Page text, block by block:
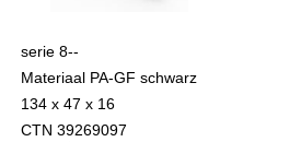
serie 8--
Materiaal PA-GF schwarz
134 x 47 x 16
CTN 39269097